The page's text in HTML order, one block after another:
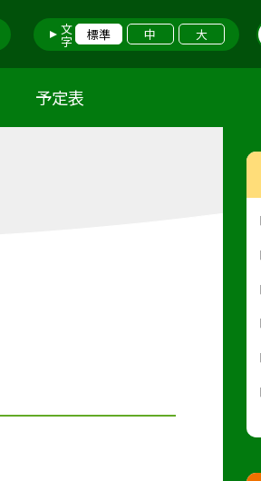
文字 標準 中 大
予定表